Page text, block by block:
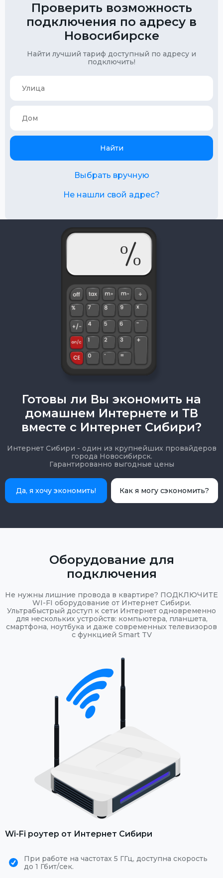
Проверить возможность
подключения по адресу в
Новосибирске
Найти лучший тариф доступный по адресу и
подключить!
Найти
Выбрать вручную
Не нашли свой адрес?
Готовы ли Вы экономить на
домашнем Интернете и ТВ
вместе с Интернет Сибири?
Интернет Сибири - один из крупнейших провайдеров
города Новосибирск.
Гарантированно выгодные цены
Да, я хочу экономить! Как я могу сэкономить?
Оборудование для
подключения
Не нужны лишние провода в квартире? ПОДКЛЮЧИТЕ
WI-FI оборудование от Интернет Сибири.
Ультрабыстрый доступ к сети Интернет одновременно
для нескольких устройств: компьютера, планшета,
смартфона, ноутбука и даже современных телевизоров
с функцией Smart TV
Wi-Fi роутер от Интернет Сибири
При работе на частотах 5 ГГц, доступна скорость
до 1 Гбит/сек.